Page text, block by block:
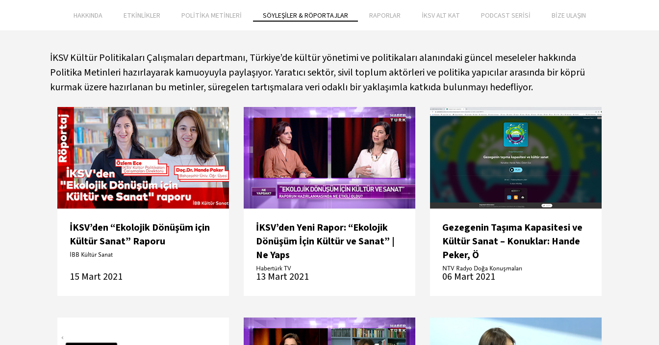
HAKKINDA ETKİNLİKLER POLİTİKA METİNLERİ SÖYLEŞİLER & RÖPORTAJLAR RAPORLAR İKSV ALT KAT PODCAST SERİSİ BİZE ULAŞIN
İKSV Kültür Politikaları Çalışmaları departmanı, Türkiye’de kültür yönetimi ve politikaları alanındaki güncel meseleler hakkında
Politika Metinleri hazırlayarak kamuoyuyla paylaşıyor. Yaratıcı sektör, sivil toplum aktörleri ve politika yapıcılar arasında bir köprü
kurmak üzere hazırlanan bu metinler, süregelen tartışmalara veri odaklı bir yaklaşımla katkıda bulunmayı hedefliyor.
İKSV’den “Ekolojik Dönüşüm için
Kültür Sanat” Raporu
İBB Kültür Sanat
15 Mart 2021
İKSV’den Yeni Rapor: “Ekolojik
Dönüşüm İçin Kültür ve Sanat” |
Ne Yaps
Habertürk TV
13 Mart 2021
Gezegenin Taşıma Kapasitesi ve
Kültür Sanat – Konuklar: Hande
Peker, Ö
NTV Radyo Doğa Konuşmaları
06 Mart 2021